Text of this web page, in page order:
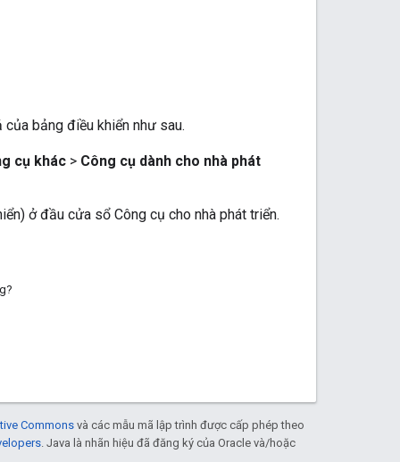
bảng điều khiển như sau.
cụ khác > Công cụ dành cho nhà phát
ở đầu cửa sổ Công cụ cho nhà phát triển.
Commons và các mẫu mã lập trình được cấp phép theo
. Java là nhãn hiệu đã đăng ký của Oracle và/hoặc